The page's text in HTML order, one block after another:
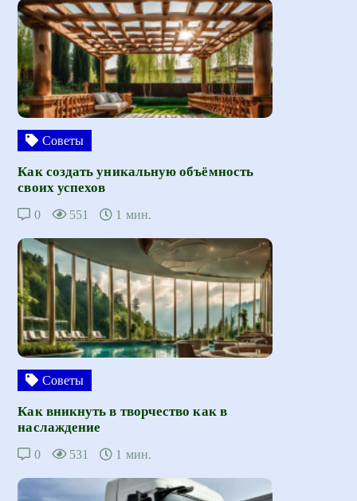
Советы
Как создать уникальную объёмность
своих успехов
0 551 1 мин.
Советы
Как вникнуть в творчество как в
наслаждение
0 531 1 мин.